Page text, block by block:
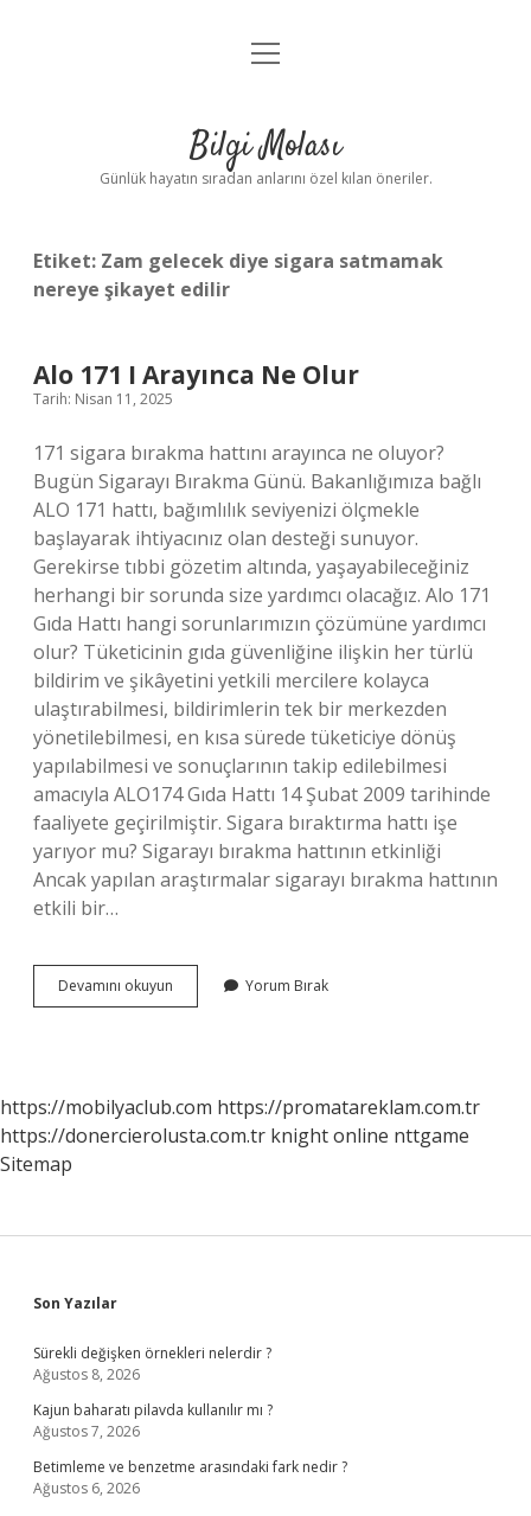
Anasayfa
Yasal Uyarı
menüyü
Bilgi Molası
Günlük hayatın sıradan anlarını özel kılan öneriler.
Etiket: Zam gelecek diye sigara satmamak
nereye şikayet edilir
Alo 171 I Arayınca Ne Olur
Tarih: Nisan 11, 2025
171 sigara bırakma hattını arayınca ne oluyor?
Bugün Sigarayı Bırakma Günü. Bakanlığımıza bağlı
ALO 171 hattı, bağımlılık seviyenizi ölçmekle
başlayarak ihtiyacınız olan desteği sunuyor.
Gerekirse tıbbi gözetim altında, yaşayabileceğiniz
herhangi bir sorunda size yardımcı olacağız. Alo 171
Gıda Hattı hangi sorunlarımızın çözümüne yardımcı
olur? Tüketicinin gıda güvenliğine ilişkin her türlü
bildirim ve şikâyetini yetkili mercilere kolayca
ulaştırabilmesi, bildirimlerin tek bir merkezden
yönetilebilmesi, en kısa sürede tüketiciye dönüş
yapılabilmesi ve sonuçlarının takip edilebilmesi
amacıyla ALO174 Gıda Hattı 14 Şubat 2009 tarihinde
faaliyete geçirilmiştir. Sigara bıraktırma hattı işe
yarıyor mu? Sigarayı bırakma hattının etkinliği
Ancak yapılan araştırmalar sigarayı bırakma hattının
etkili bir…
Devamını okuyun
171
Yorum Bırak
https://mobilyaclub.com https://promatareklam.com.tr
https://donercierolusta.com.tr knight online nttgame
Sitemap
Sidebar
Son Yazılar
Sürekli değişken örnekleri nelerdir ?
Ağustos 8, 2026
Kajun baharatı pilavda kullanılır mı ?
Ağustos 7, 2026
Betimleme ve benzetme arasındaki fark nedir ?
Ağustos 6, 2026